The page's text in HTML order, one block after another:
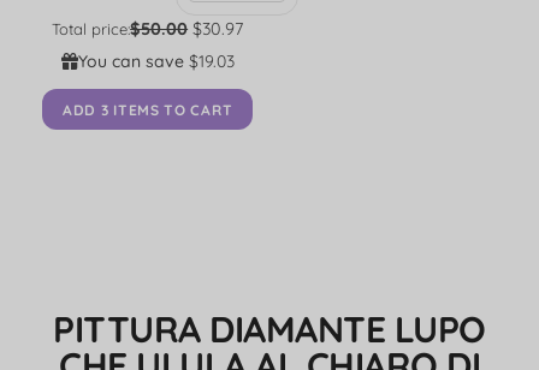
Total price:$50.00 $30.97
You can save $19.03
ADD 3 ITEMS TO CART
PITTURA DIAMANTE LUPO